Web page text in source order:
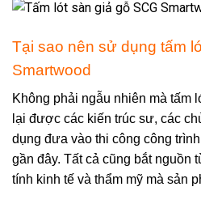
Tại sao nên sử dụng tấm
Smartwood
Không phải ngẫu nhiên mà tấm
lại được các kiến trúc sư, các
dụng đưa vào thi công công
gần đây. Tất cả cũng bắt
tính kinh tế và thẩm mỹ mà sản